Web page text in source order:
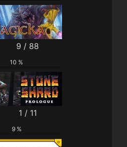
9 / 88
10 %
1 / 11
9 %